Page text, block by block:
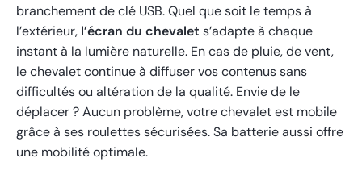
branchement de clé USB. Quel que soit le temps à
l’extérieur, l’écran du chevalet s’adapte à chaque
instant à la lumière naturelle. En cas de pluie, de vent,
le chevalet continue à diffuser vos contenus sans
difficultés ou altération de la qualité. Envie de le
déplacer ? Aucun problème, votre chevalet est mobile
grâce à ses roulettes sécurisées. Sa batterie aussi offre
une mobilité optimale.